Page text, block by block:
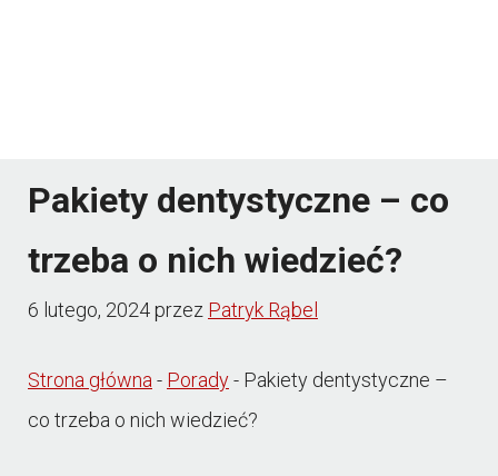
Pakiety dentystyczne – co
trzeba o nich wiedzieć?
6 lutego, 2024przez Patryk Rąbel
Strona główna- Porady- Pakiety dentystyczne –
co trzeba o nich wiedzieć?